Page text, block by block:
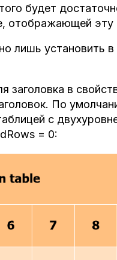
будет
отображающей эту
лишь установить
в
По
с
= 0: